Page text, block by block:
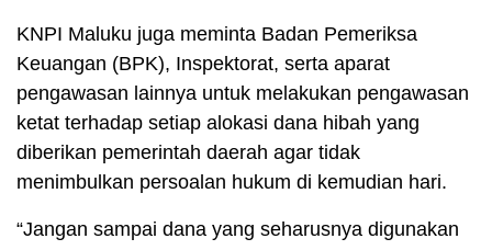
KNPI Maluku juga meminta Badan Pemeriksa
Keuangan (BPK), Inspektorat, serta aparat
pengawasan lainnya untuk melakukan pengawasan
ketat terhadap setiap alokasi dana hibah yang
diberikan pemerintah daerah agar tidak
menimbulkan persoalan hukum di kemudian hari.
“Jangan sampai dana yang seharusnya digunakan